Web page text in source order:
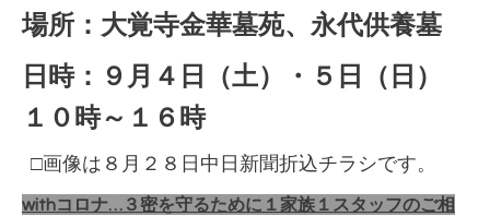
場所：大覚寺金華墓苑、永代供養墓
日時：９ 月４日（土）・５日（日）
１０時～１６時
□画像は８月２８日中日新聞折込チラシです。
withコロナ…３密を守るために１家族１スタッフのご相